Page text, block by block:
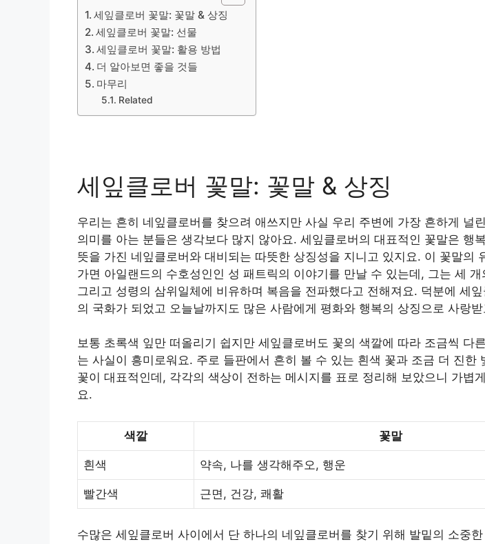
세잎클로버 꽃말: 꽃말 & 상징
세잎클로버 꽃말: 선물
세잎클로버 꽃말: 활용 방법
더 알아보면 좋을 것들
마무리
Related
세잎클로버 꽃말: 꽃말 & 상징
우리는 흔히 네잎클로버를 찾으려 애쓰지만 사실 우리 주변에 가장 흔하게 널
의미를 아는 분들은 생각보다 많지 않아요. 세잎클로버의 대표적인 꽃말은 행
뜻을 가진 네잎클로버와 대비되는 따뜻한 상징성을 지니고 있지요. 이 꽃말의
가면 아일랜드의 수호성인인 성 패트릭의 이야기를 만날 수 있는데, 그는 세
그리고 성령의 삼위일체에 비유하며 복음을 전파했다고 전해져요. 덕분에 세
의 국화가 되었고 오늘날까지도 많은 사람에게 평화와 행복의 상징으로 사랑
보통 초록색 잎만 떠올리기 쉽지만 세잎클로버도 꽃의 색깔에 따라 조금씩 다
는 사실이 흥미로워요. 주로 들판에서 흔히 볼 수 있는 흰색 꽃과 조금 더 진한
꽃이 대표적인데, 각각의 색상이 전하는 메시지를 표로 정리해 보았으니 가볍
요.
색깔 꽃말
흰색 약속, 나를 생각해주오, 행운
빨간색 근면, 건강, 쾌활
수많은 세잎클로버 사이에서 단 하나의 네잎클로버를 찾기 위해 발밑의 소중